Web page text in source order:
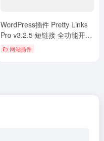
WordPress插件 Pretty Links
Pro v3.2.5 短链接 全功能开发
者版网站插件